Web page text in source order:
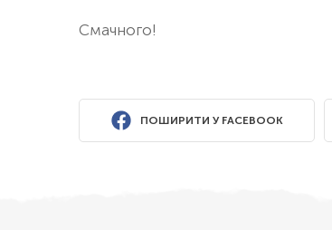
Смачного!
ПОШИРИТИ У FACEBOOK